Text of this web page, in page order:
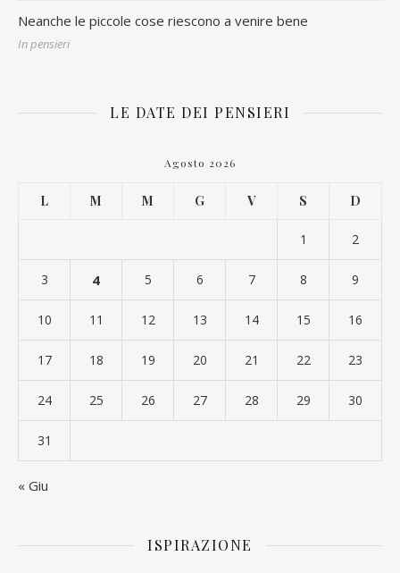
Neanche le piccole cose riescono a venire bene
In pensieri
LE DATE DEI PENSIERI
Agosto 2026
L M M G V S D
1 2
3 4 5 6 7 8 9
10 11 12 13 14 15 16
17 18 19 20 21 22 23
24 25 26 27 28 29 30
31
« Giu
ISPIRAZIONE